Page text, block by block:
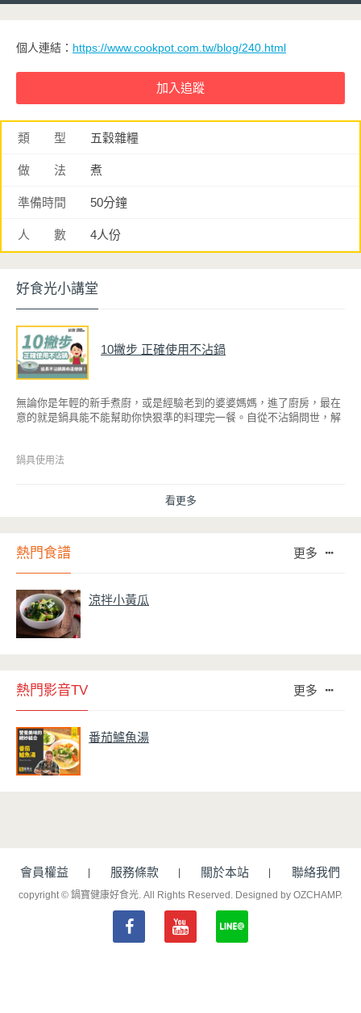
個人連結： https://www.cookpot.com.tw/blog/240.html
類 型 五穀雜糧
做 法 煮
準備時間 50分鐘
人 數 4人份
好食光小講堂
10撇步 正確使用不沾鍋
無論你是年輕的新手煮廚，或是經驗老到的婆婆媽媽，進了廚房，最在
意的就是鍋具能不能幫助你快狠準的料理完一餐。自從不沾鍋問世，解
因此金鑽不沾系列的鍋具，更年年穩居銷售排行榜的前幾名。然而如何
鍋具使用法
看更多
熱門食譜 更多
涼拌小黃瓜
熱門影音TV 更多
番茄鱸魚湯
會員權益 服務條款 關於本站 聯絡我們
copyright © 鍋寶健康好食光. All Rights Reserved. Designed by OZCHAMP.